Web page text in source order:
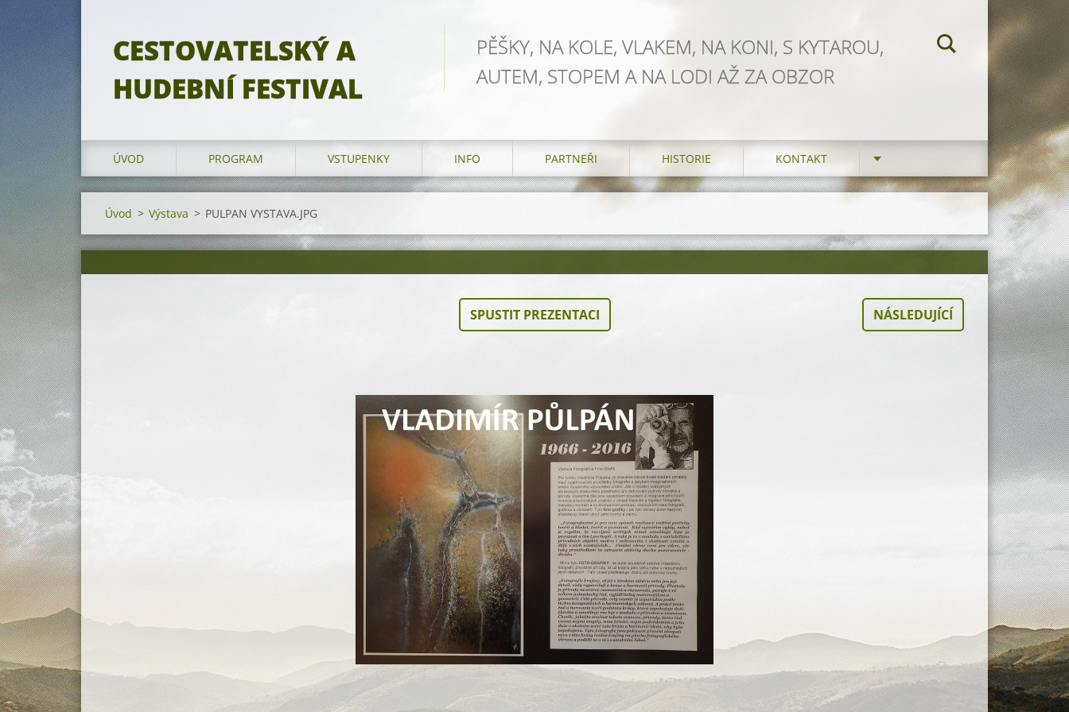
CESTOVATELSKÝ A
HUDEBNÍ FESTIVAL
PĚŠKY, NA KOLE, VLAKEM, NA KONI, S KYTAROU,
AUTEM, STOPEM A NA LODI AŽ ZA OBZOR
ÚVOD PROGRAM VSTUPENKY INFO PARTNEŘI HISTORIE KONTAKT
Úvod > Výstava > PULPAN VYSTAVA.JPG
SPUSTIT PREZENTACI NÁSLEDUJÍCÍ